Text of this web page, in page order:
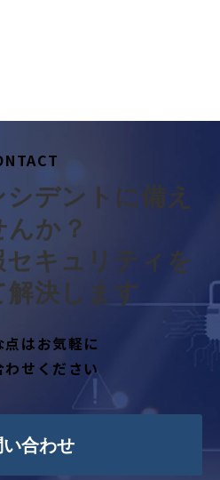
デントに備え
んか？
キュリティを
解決します
点はお気軽に
わせください
い合わせ